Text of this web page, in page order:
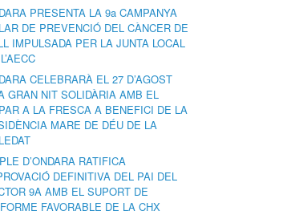
PRESENTA LA 9a CAMPANYA
DE PREVENCIÓ DEL CÀNCER DE
IMPULSADA PER LA JUNTA LOCAL
CELEBRARÀ EL 27 D’AGOST
GRAN NIT SOLIDÀRIA AMB EL
A LA FRESCA A BENEFICI DE LA
MARE DE DÉU DE LA
D’ONDARA RATIFICA
DEFINITIVA DEL PAI DEL
9A AMB EL SUPORT DE
FAVORABLE DE LA CHX